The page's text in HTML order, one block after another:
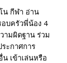
น กีฬา อ่าน
บครัวพี่น้อง 4
ามผิดฐาน ร่วม
ะกาศการ
เข้าเล่นหรือ